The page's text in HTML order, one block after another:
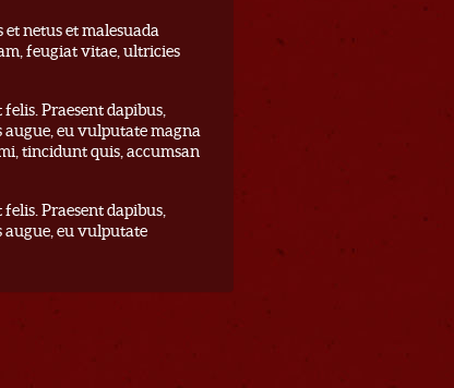
netus et malesuada
feugiat vitae, ultricies
Praesent dapibus,
augue, eu vulputate magna
tincidunt quis, accumsan
Praesent dapibus,
augue, eu vulputate